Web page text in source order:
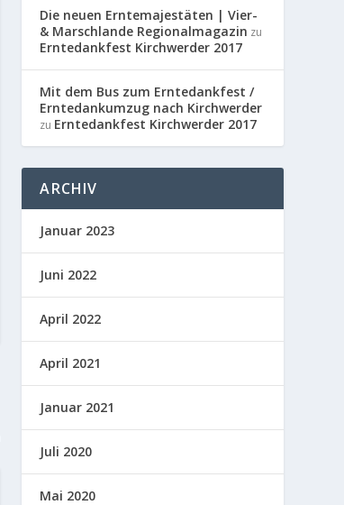
Die neuen Erntemajestäten | Vier-
& Marschlande Regionalmagazin zu
Erntedankfest Kirchwerder 2017
Mit dem Bus zum Erntedankfest /
Erntedankumzug nach Kirchwerder
zu Erntedankfest Kirchwerder 2017
ARCHIV
Januar 2023
Juni 2022
April 2022
April 2021
Januar 2021
Juli 2020
Mai 2020